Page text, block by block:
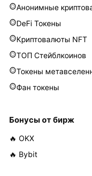
Анонимные
DeFi Токены
Криптовалюты NFT
ТОП Стейблкоинов
Токены
Фан токены
Бонусы от бирж
🔥 OKX
🔥 Bybit